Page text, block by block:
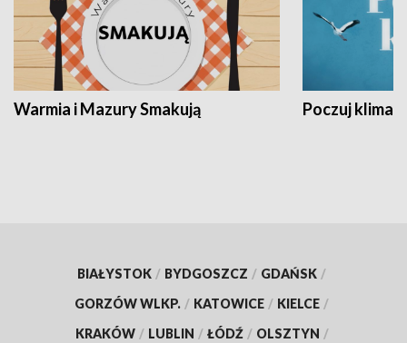
Warmia i Mazury Smakują Poczuj klimat
BIAŁYSTOK / BYDGOSZCZ / GDAŃSK /
GORZÓW WLKP. / KATOWICE / KIELCE /
KRAKÓW / LUBLIN / ŁÓDŹ / OLSZTYN /